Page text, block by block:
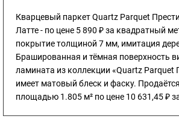
Кварцевый паркет Quartz Parquet
Латте - по цене 5 890 ₽ за квадратный
покрытие толщиной 7 мм, имитация
Брашированная и тёмная поверхность
ламината из коллекции «Quartz Parquet
имеет матовый блеск и фаску.
площадью 1.805 м² по цене 10 631,45 ₽